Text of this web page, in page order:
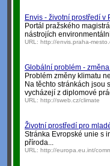
Envis - životní prostředí v
Portál pražského
nástrojích
URL: http://envis.praha-
Globální problém -
Problém změny klimatu
Na těchto stránkách jsou
vycházejí z diplomové
URL: http://sweb.cz/climate
Životní prostředí pro
Stránka Evropské unie s
příroda...
URL: http://europa.eu.int/